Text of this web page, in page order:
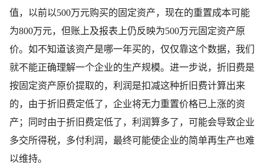
值，以前以500万元购买的固定资产，现在的重置成本可能
为800万元，但账上及报表上仍反映为500万元固定资产原
价。如不知道该资产是哪一年买的，仅仅靠这个数据，我们
就不能正确理解一个企业的生产规模。进一步说，折旧费是
按固定资产原价提取的，利润是扣减这种折旧费计算出来
的，由于折旧费定低了，企业将无力重置价格已上涨的资
产；同时由于折旧费定低了，利润算多了，可能会导致企业
多交所得税，多付利润，最终可能使企业的简单再生产也难
以维持。